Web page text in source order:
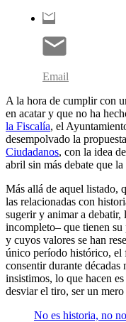
Email
A la hora de cumplir con
en acatar y que no ha
la Fiscalía, el
desempolvado la
Ciudadanos, con la idea
abril sin más debate que
Más allá de aquel listado,
las relacionadas con
sugerir y animar a debatir,
incompleto– que tienen
y cuyos valores se han
único período histórico, el
consentir durante décadas
insistimos, lo que hacen
desviar el tiro, ser un
No es historia, no